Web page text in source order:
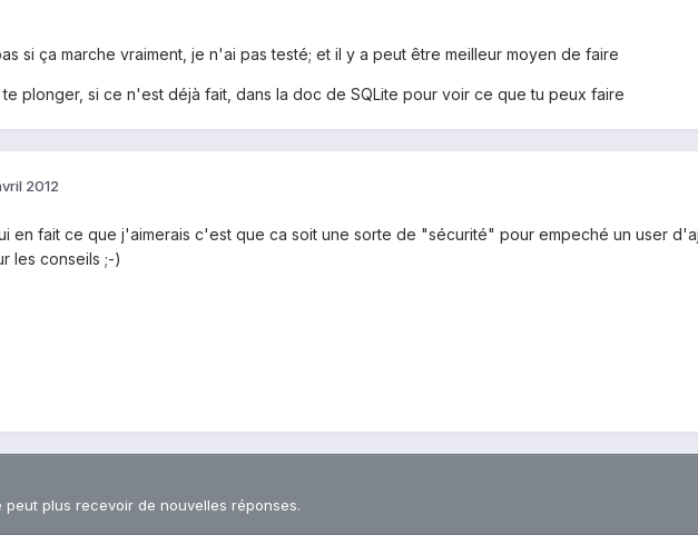
si ça marche vraiment, je n'ai pas testé; et il y a peut être meilleur moyen de faire
plonger, si ce n'est déjà fait, dans la doc de SQLite pour voir ce que tu peux faire
2012
en fait ce que j'aimerais c'est que ca soit une sorte de "sécurité" pour empeché un user
les conseils ;-)
plus recevoir de nouvelles réponses.